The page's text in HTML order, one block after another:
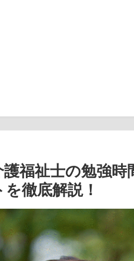
護福祉士の勉強
徹底解説！